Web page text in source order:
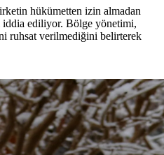
hükümetten izin almadan
iddia ediliyor. Bölge yönetimi,
ruhsat verilmediğini belirterek